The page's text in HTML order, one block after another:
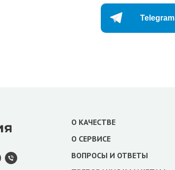
Telegram
О КАЧЕСТВЕ
О СЕРВИСЕ
ВОПРОСЫ И ОТВЕТЫ